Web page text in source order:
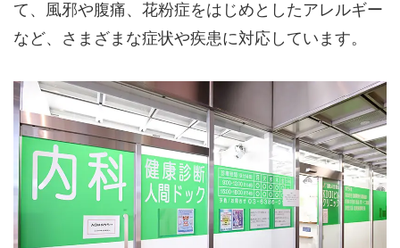
て、風邪や腹痛、花粉症をはじめとしたアレルギー
など、さまざまな症状や疾患に対応しています。